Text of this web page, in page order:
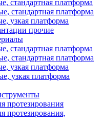
стандартная платформа
стандартная платформа
узкая платформа
прочие
стандартная платформа
стандартная платформа
узкая платформа
узкая платформа
протезирования
протезирования,